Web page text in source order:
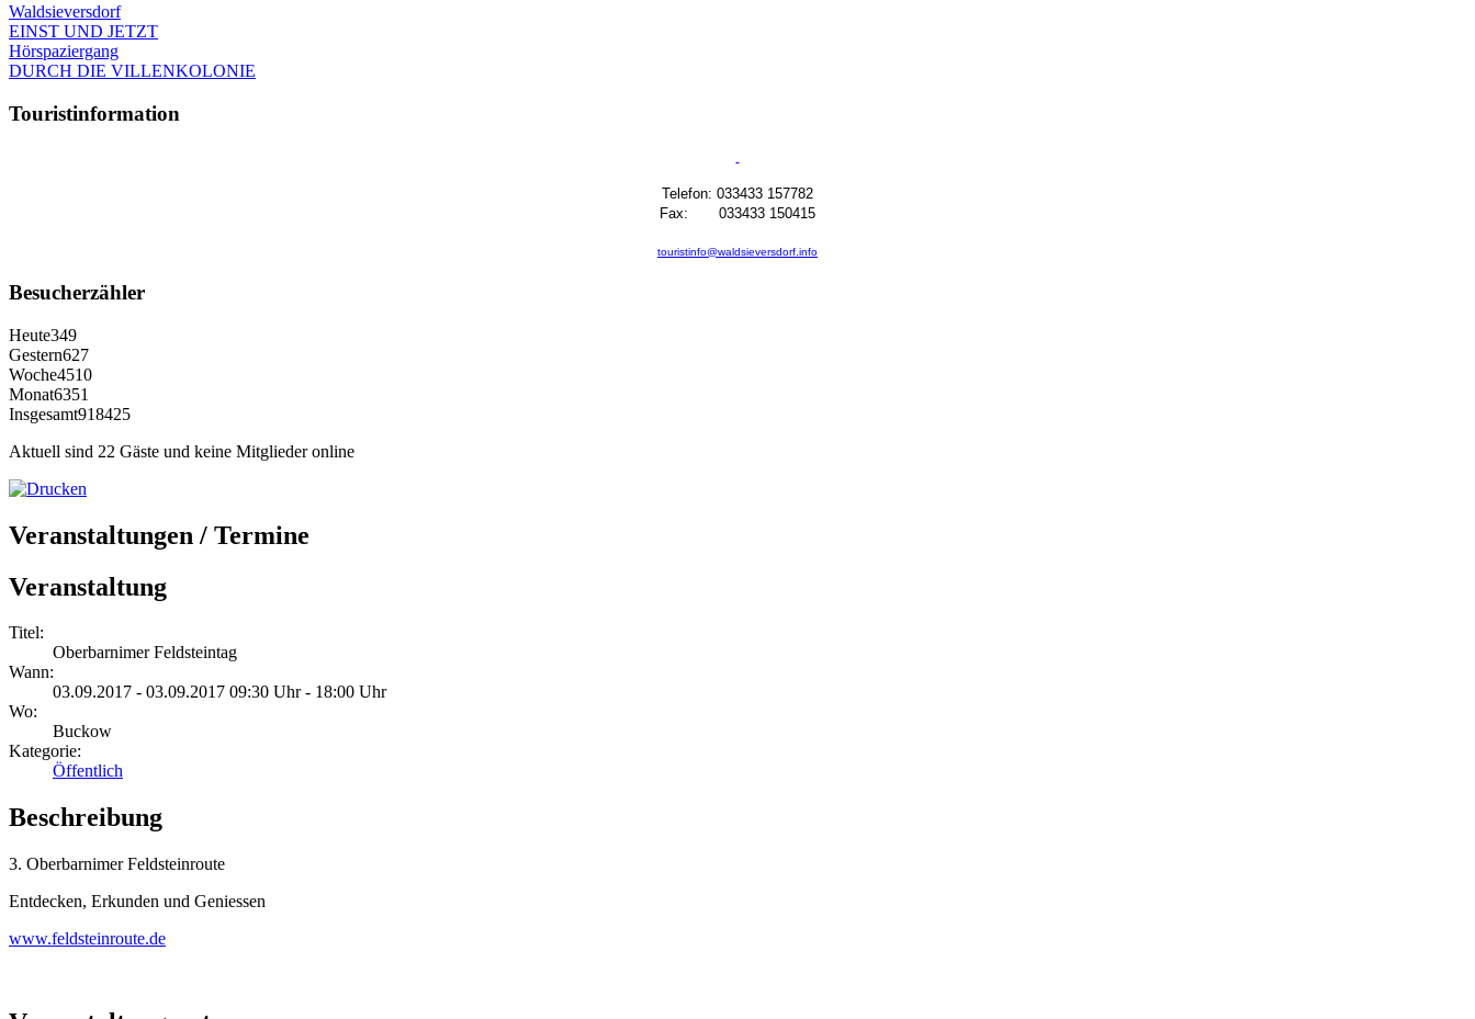
Waldsieversdorf
EINST UND JETZT
Hörspaziergang
DURCH DIE VILLENKOLONIE
Touristinformation
Telefon: 033433 157782
Fax: 033433 150415
touristinfo@waldsieversdorf.info
Besucherzähler
Heute349
Gestern627
Woche4510
Monat6351
Insgesamt918425
Aktuell sind 22 Gäste und keine Mitglieder online
Veranstaltungen / Termine
Veranstaltung
Titel:
Oberbarnimer Feldsteintag
Wann:
03.09.2017 - 03.09.2017 09:30 Uhr - 18:00 Uhr
Wo:
Buckow
Kategorie:
Öffentlich
Beschreibung
3. Oberbarnimer Feldsteinroute
Entdecken, Erkunden und Geniessen
www.feldsteinroute.de